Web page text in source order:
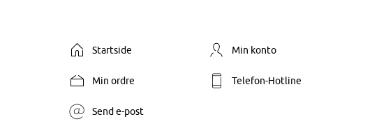
Startside Min konto
Min ordre Telefon-Hotline
Send e-post